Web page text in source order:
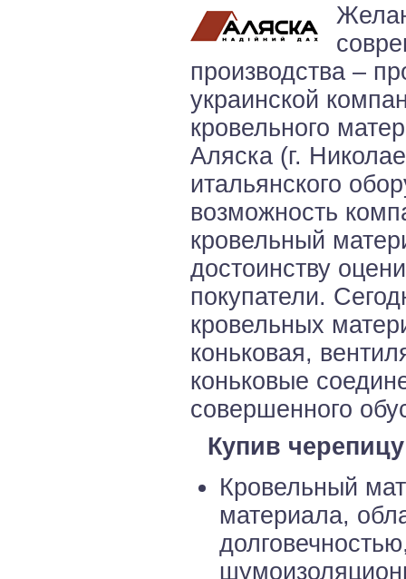
производства –
украинской
кровельного
Аляска (г.
итальянского
возможность
кровельный
достоинству
покупатели.
кровельных
коньковая,
коньковые
совершенного
Купив
Кровельный
материала,